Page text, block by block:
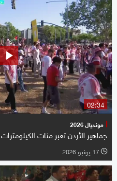
02:34
مونديال 2026
جماهير الأردن تعبر مئات
l 17 يونيو 2026